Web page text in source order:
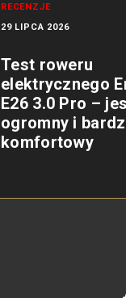
RECENZJE
29 LIPCA 2026
Test roweru
elektrycznego
E26 3.0 Pro –
ogromny i
komfortowy